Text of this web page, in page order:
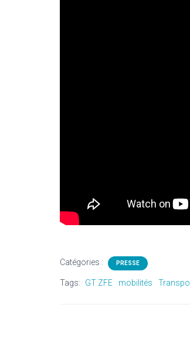
Catégories : PRESSE
Tags: GT ZFE mobilités